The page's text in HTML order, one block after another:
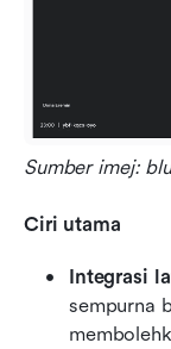
Sumber imej:
Ciri utama
Integrasi
sempurna